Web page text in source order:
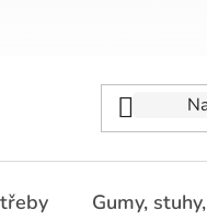
Gumy,